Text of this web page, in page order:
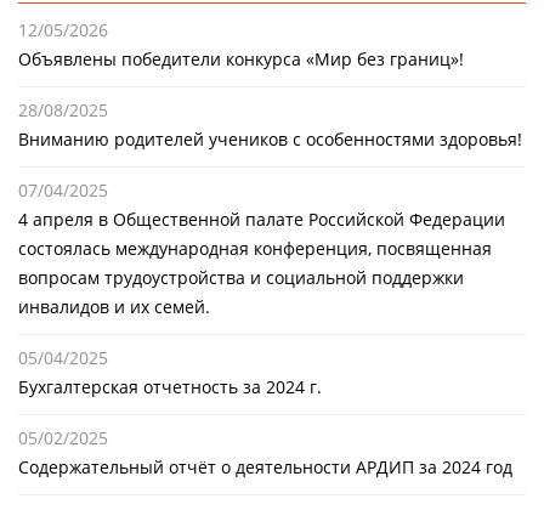
12/05/2026
Объявлены победители конкурса «Мир без границ»!
28/08/2025
Вниманию родителей учеников с особенностями здоровья!
07/04/2025
4 апреля в Общественной палате Российской Федерации
состоялась международная конференция, посвященная
вопросам трудоустройства и социальной поддержки
инвалидов и их семей.
05/04/2025
Бухгалтерская отчетность за 2024 г.
05/02/2025
Содержательный отчёт о деятельности АРДИП за 2024 год